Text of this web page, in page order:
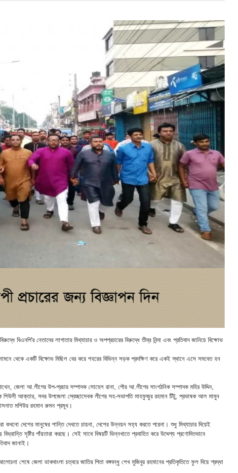
বিএনপি'র নেতাদের লাগাতার মিথ্যাচার ও অপপ্রচারের বিরুদ্ধে তীব্র নিন্দা এবং প্রতিবাদ জানিয়ে বিক্ষোভ
থেকে একটি বিক্ষোভ মিছিল বের করে শহরের বিভিন্ন সড়ক প্রদক্ষিণ করে একই স্থানে এসে সমবেত হন
জেলা আ.লীগের উপ-প্রচার সম্পাদক সোহেল রানা, পৌর আ.লীগের সাংগঠনিক সম্পাদক মহির উদ্দিন,
আক্তার, সদর উপজেলা স্বেচ্ছাসেবক লীগের সহ-সভাপতি মাহফুজুর রহমান টিটু, প্রভাষক আল মামুন
মশিউর রহমান রুমন প্রমূখ।
কখনো দেশের মানুষের শান্তি দেখতে চায়না, দেশের উন্নয়ন সহ্য করতে পরেনা। শুধু মিথ্যাচার দিয়েই
সৃষ্টির পাঁয়তারা করছে। সেই সাথে বিষয়টি ভিন্নখাতে প্রবাহিত করে উদ্দেশ্য প্রণোদিতভাবে
জানাই।
শেষে জেলা ডাকবাংলা চত্বরে জাতির পিতা বঙ্গবন্ধু শেখ মুজিবুর রহমানের প্রতিকৃতিতে ফুল দিয়ে শ্রদ্ধা